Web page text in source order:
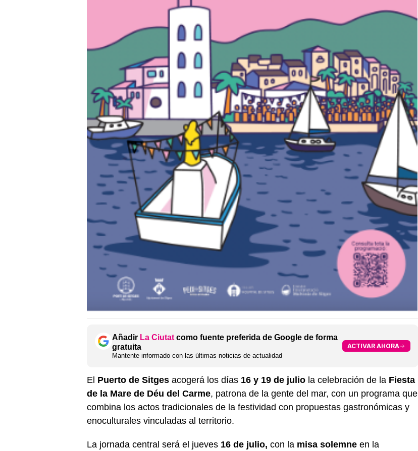
Añadir La Ciutat como fuente preferida de Google de forma
gratuita
Mantente informado con las últimas noticias de actualidad
ACTIVAR AHORA
El Puerto de Sitges acogerá los días 16 y 19 de julio la celebración de la Fiesta
de la Mare de Déu del Carme, patrona de la gente del mar, con un programa que
combina los actos tradicionales de la festividad con propuestas gastronómicas y
enoculturales vinculadas al territorio.
La jornada central será el jueves 16 de julio, con la misa solemne en la